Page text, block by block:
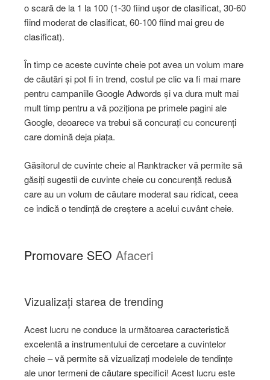
o scară de la 1 la 100 (1-30 fiind ușor de clasificat, 30-60
fiind moderat de clasificat, 60-100 fiind mai greu de
clasificat).
În timp ce aceste cuvinte cheie pot avea un volum mare
de căutări și pot fi în trend, costul pe clic va fi mai mare
pentru campaniile Google Adwords și va dura mult mai
mult timp pentru a vă poziționa pe primele pagini ale
Google, deoarece va trebui să concurați cu concurenți
care domină deja piața.
Găsitorul de cuvinte cheie al Ranktracker vă permite să
găsiți sugestii de cuvinte cheie cu concurență redusă
care au un volum de căutare moderat sau ridicat, ceea
ce indică o tendință de creștere a acelui cuvânt cheie.
Promovare SEO Afaceri
Vizualizați starea de trending
Acest lucru ne conduce la următoarea caracteristică
excelentă a instrumentului de cercetare a cuvintelor
cheie – vă permite să vizualizați modelele de tendințe
ale unor termeni de căutare specifici! Acest lucru este